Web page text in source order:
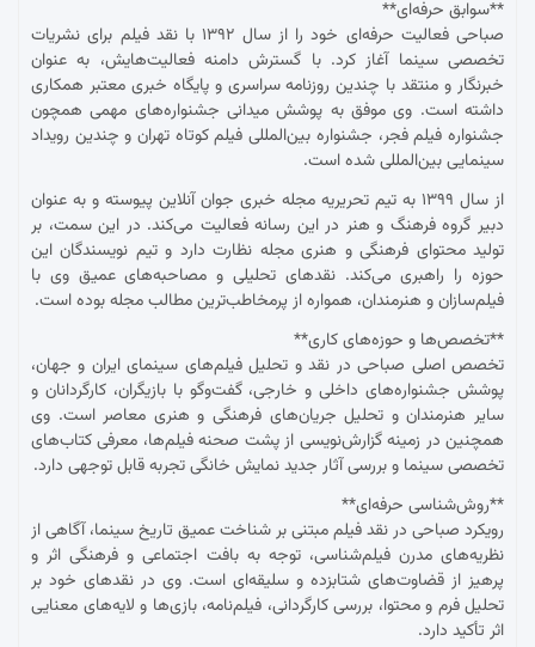
**سوابق حرفه‌ای**
صباحی فعالیت حرفه‌ای خود را از سال ۱۳۹۲ با نقد فیلم برای نشریات
تخصصی سینما آغاز کرد. با گسترش دامنه فعالیت‌هایش، به عنوان
خبرنگار و منتقد با چندین روزنامه سراسری و پایگاه خبری معتبر همکاری
داشته است. وی موفق به پوشش میدانی جشنواره‌های مهمی همچون
جشنواره فیلم فجر، جشنواره بین‌المللی فیلم کوتاه تهران و چندین رویداد
سینمایی بین‌المللی شده است.
از سال ۱۳۹۹ به تیم تحریریه مجله خبری جوان آنلاین پیوسته و به عنوان
دبیر گروه فرهنگ و هنر در این رسانه فعالیت می‌کند. در این سمت، بر
تولید محتوای فرهنگی و هنری مجله نظارت دارد و تیم نویسندگان این
حوزه را راهبری می‌کند. نقدهای تحلیلی و مصاحبه‌های عمیق وی با
فیلم‌سازان و هنرمندان، همواره از پرمخاطب‌ترین مطالب مجله بوده است.
**تخصص‌ها و حوزه‌های کاری**
تخصص اصلی صباحی در نقد و تحلیل فیلم‌های سینمای ایران و جهان،
پوشش جشنواره‌های داخلی و خارجی، گفت‌وگو با بازیگران، کارگردانان و
سایر هنرمندان و تحلیل جریان‌های فرهنگی و هنری معاصر است. وی
همچنین در زمینه گزارش‌نویسی از پشت صحنه فیلم‌ها، معرفی کتاب‌های
تخصصی سینما و بررسی آثار جدید نمایش خانگی تجربه قابل توجهی دارد.
**روش‌شناسی حرفه‌ای**
رویکرد صباحی در نقد فیلم مبتنی بر شناخت عمیق تاریخ سینما، آگاهی از
نظریه‌های مدرن فیلم‌شناسی، توجه به بافت اجتماعی و فرهنگی اثر و
پرهیز از قضاوت‌های شتابزده و سلیقه‌ای است. وی در نقدهای خود بر
تحلیل فرم و محتوا، بررسی کارگردانی، فیلم‌نامه، بازی‌ها و لایه‌های معنایی
اثر تأکید دارد.